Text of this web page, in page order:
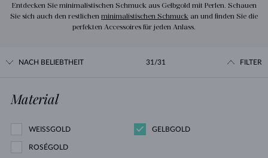
Entdecken Sie minimalistischen Schmuck aus Gelbgold mit Perlen. Schauen
Sie sich auch den restlichen minimalistischen Schmuck an und finden Sie die
perfekten Accessoires für jeden Anlass.
NACH BELIEBTHEIT 31/31 FILTER
Material
WEISSGOLD GELBGOLD
ROSÉGOLD